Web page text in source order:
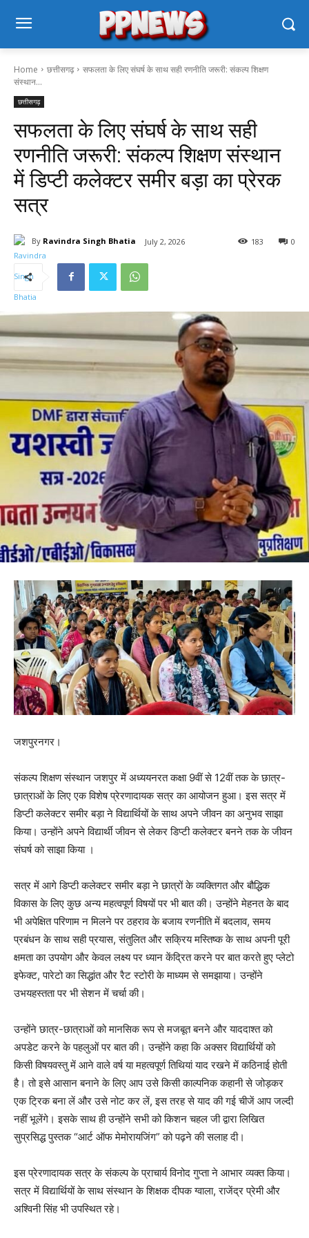
Home छत्तीसगढ़
सफलता के लिए संघर्ष के साथ सही रणनीति जरूरी: संकल्प शिक्षण
संस्थान...
छत्तीसगढ़
सफलता के लिए संघर्ष के साथ सही
रणनीति जरूरी: संकल्प शिक्षण संस्थान
में डिप्टी कलेक्टर समीर बड़ा का प्रेरक
सत्र‌
By Ravindra Singh Bhatia July 2, 2026 0
183
​जशपुरनगर।
संकल्प शिक्षण संस्थान जशपुर में अध्ययनरत कक्षा 9वीं से 12वीं तक के छात्र-
छात्राओं के लिए एक विशेष प्रेरणादायक सत्र का आयोजन हुआ। इस सत्र में
डिप्टी कलेक्टर समीर बड़ा ने विद्यार्थियों के साथ अपने जीवन का अनुभव साझा
किया। उन्होंने अपने विद्यार्थी जीवन से लेकर डिप्टी कलेक्टर बनने तक के जीवन
संघर्ष को साझा किया ।
सत्र में आगे डिप्टी कलेक्टर समीर बड़ा ने छात्रों के व्यक्तिगत और बौद्धिक
विकास के लिए कुछ अन्य महत्वपूर्ण विषयों पर भी बात की। उन्होंने मेहनत के बाद
भी अपेक्षित परिणाम न‌ मिलने‌ पर ठहराव के बजाय रणनीति में बदलाव, समय
प्रबंधन के साथ सही प्रयास, संतुलित और सक्रिय मस्तिष्क के साथ अपनी पूरी
क्षमता का उपयोग और केवल लक्ष्य पर ध्यान केंद्रित करने पर बात करते हुए प्लेटो
इफेक्ट, पारेटो का सिद्धांत और रैट स्टोरी के माध्यम से समझाया। उन्होंने
उभयहस्तता पर भी सेशन में चर्चा की।
उन्होंने छात्र-छात्राओं को मानसिक रूप से मजबूत बनने और याददाश्त को
अपडेट करने के पहलुओं पर बात की। उन्होंने कहा कि अक्सर विद्यार्थियों को
किसी विषयवस्तु में आने वाले वर्ष या महत्वपूर्ण तिथियां याद रखने में कठिनाई होती
है। तो इसे आसान बनाने के लिए आप उसे किसी काल्पनिक कहानी से जोड़कर
एक ट्रिक बना लें और उसे नोट कर लें, इस तरह से याद की गई चीजें आप जल्दी
नहीं भूलेंगे। इसके साथ ही उन्होंने सभी को किशन चहल जी द्वारा लिखित
सुप्रसिद्ध पुस्तक “आर्ट ऑफ मेमोरायजिंग” को पढ़ने की सलाह दी।
इस प्रेरणादायक सत्र के संकल्प के प्राचार्य विनोद गुप्ता ने आभार व्यक्त किया।
सत्र में विद्यार्थियों के साथ संस्थान के शिक्षक दीपक ग्वाला, राजेंद्र प्रेमी और
अश्विनी सिंह भी उपस्थित रहे।